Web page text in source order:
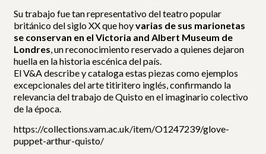
Su trabajo fue tan representativo del teatro popular
británico del siglo XX que hoyvarias de sus marionetas
se conservan en el Victoria and Albert Museum de
Londres, un reconocimiento reservado a quienes dejaron
huella en la historia escénica del país.
El V&A describe y cataloga estas piezas como ejemplos
excepcionales del arte titiritero inglés, confirmando la
relevancia del trabajo de Quisto en el imaginario colectivo
de la época.
https://collections.vam.ac.uk/item/O1247239/glove-
puppet-arthur-quisto/